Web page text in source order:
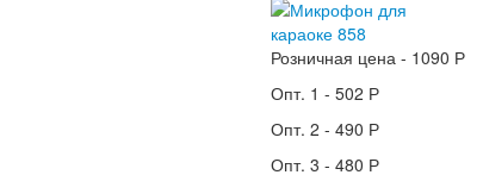
Розничная цена - 1090 Р
Опт. 1 - 502 Р
Опт. 2 - 490 Р
Опт. 3 - 480 Р